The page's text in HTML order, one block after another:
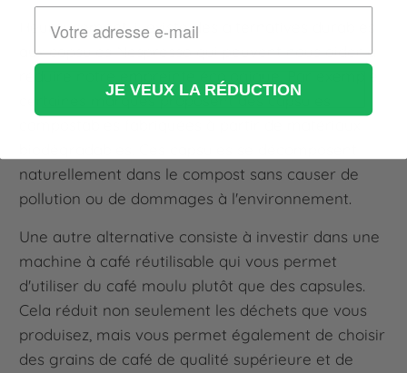
Heureusement, il existe des alternatives durables
aux capsules Nespresso qui peuvent nous aider à
réduire notre empreinte écologique. Par exemple,
certaines marques proposent des capsules
naturellement dans le compost sans causer de
pollution ou de dommages à l'environnement.
Une autre alternative consiste à investir dans une
machine à café réutilisable qui vous permet
d'utiliser du café moulu plutôt que des capsules.
Cela réduit non seulement les déchets que vous
produisez, mais vous permet également de choisir
des grains de café de qualité supérieure et de
JE VEUX LA RÉDUCTION